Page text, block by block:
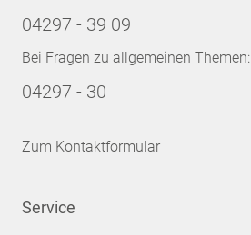
04297 - 39 09
Bei Fragen zu allgemeinen Themen:
04297 - 30
Zum Kontaktformular
Service